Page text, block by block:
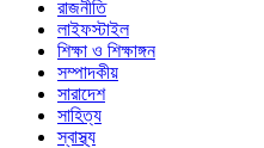
রাজনীতি
লাইফস্টাইল
শিক্ষা ও শিক্ষাঙ্গন
সম্পাদকীয়
সারাদেশ
সাহিত্য
স্বাস্থ্য